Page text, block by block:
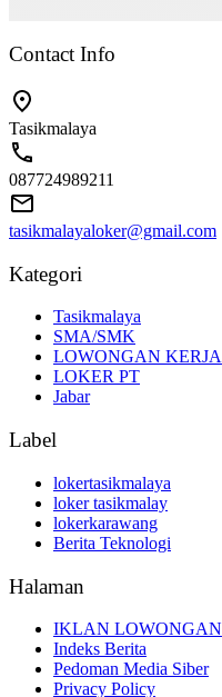
Contact Info
Tasikmalaya
087724989211
tasikmalayaloker@gmail.com
Kategori
Tasikmalaya
SMA/SMK
LOWONGAN KERJA
LOKER PT
Jabar
Label
lokertasikmalaya
loker tasikmalay
lokerkarawang
Berita Teknologi
Halaman
IKLAN LOWONGAN
Indeks Berita
Pedoman Media Siber
Privacy Policy